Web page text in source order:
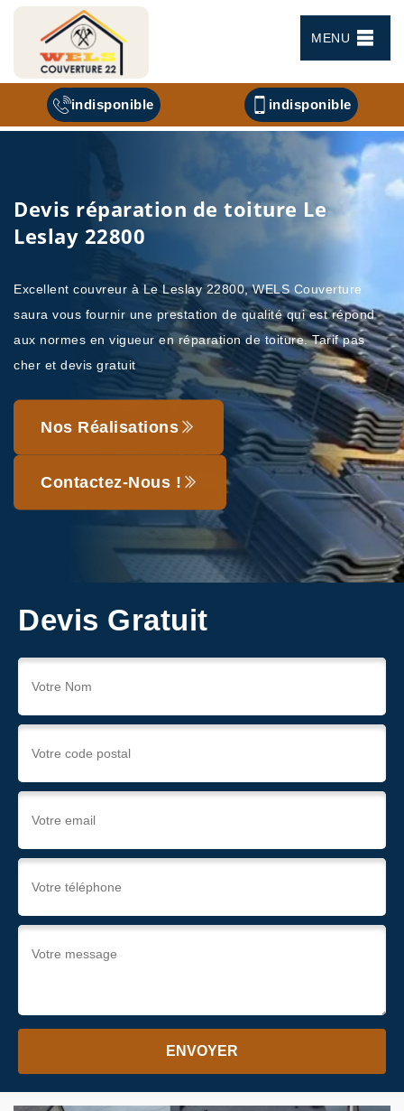
MENU
indisponible indisponible
Devis réparation de toiture Le
Leslay 22800
Excellent couvreur à Le Leslay 22800, WELS Couverture
saura vous fournir une prestation de qualité qui est répond
aux normes en vigueur en réparation de toiture. Tarif pas
cher et devis gratuit
Nos Réalisations
Contactez-Nous !
Devis Gratuit